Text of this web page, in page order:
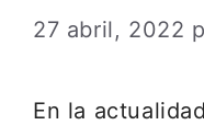
27 abril, 2022
En la